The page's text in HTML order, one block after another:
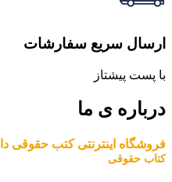
ارسال سریع سفارشات
با پست پیشتاز
درباره ی ما
فروشگاه اینترنتی کتب حقوقی
کتاب حقوقی